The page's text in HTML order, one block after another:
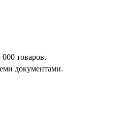
товаров.
документами.